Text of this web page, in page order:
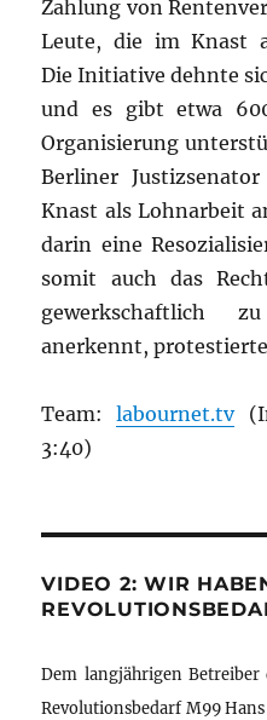
Zahlung von
Leute, die im Knast
Die Initiative dehnte
und es gibt etwa
Organisierung
Berliner
Knast als Lohnarbeit
darin eine
somit auch das
gewerkschaftlich
anerkennt,
Team:labournet.tv
3:40)
VIDEO 2: WIR
Dem langjährigen Betreiber
Revolutionsbedarf M99